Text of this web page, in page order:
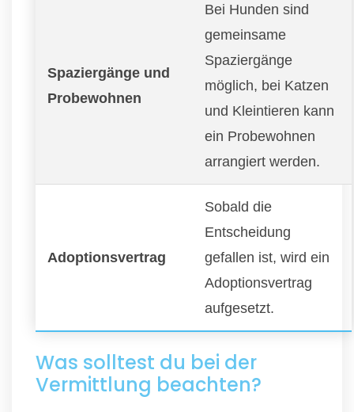
Spaziergänge und
Probewohnen
Bei Hunden sind
gemeinsame
Spaziergänge
möglich, bei Katzen
und Kleintieren kann
ein Probewohnen
arrangiert werden.
Adoptionsvertrag
Sobald die
Entscheidung
gefallen ist, wird ein
Adoptionsvertrag
aufgesetzt.
Was solltest du bei der
Vermittlung beachten?